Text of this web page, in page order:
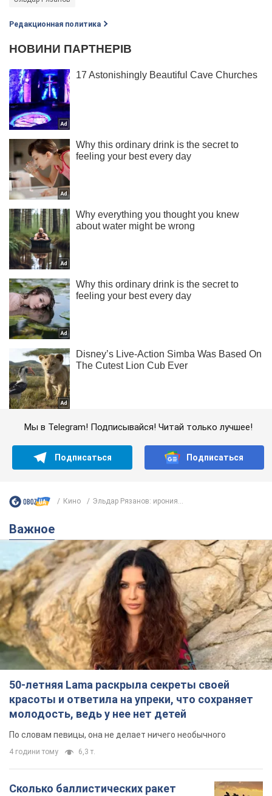
Редакционная политика
Мы в Telegram! Подписывайся! Читай только лучшее!
Подписаться Подписаться
Кино Эльдар Рязанов: ирония...
Важное
50-летняя Lama раскрыла секреты своей
красоты и ответила на упреки, что сохраняет
молодость, ведь у нее нет детей
По словам певицы, она не делает ничего необычного
4 години тому 6,3 т.
Сколько баллистических ракет